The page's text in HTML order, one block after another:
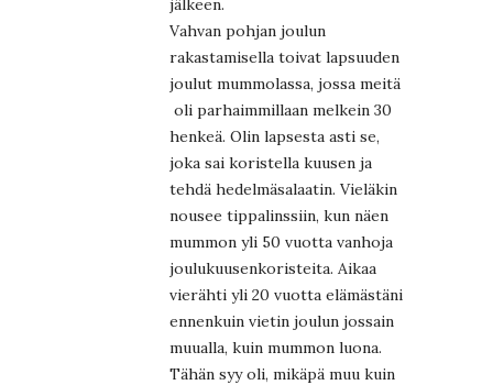
Vahvan pohjan joulun
rakastamisella toivat lapsuuden
joulut mummolassa, jossa meitä
oli parhaimmillaan melkein 30
henkeä. Olin lapsesta asti se,
joka sai koristella kuusen ja
tehdä hedelmäsalaatin. Vieläkin
nousee tippalinssiin, kun näen
mummon yli 50 vuotta vanhoja
joulukuusenkoristeita. Aikaa
vierähti yli 20 vuotta elämästäni
ennenkuin vietin joulun jossain
muualla, kuin mummon luona.
Tähän syy oli, mikäpä muu kuin